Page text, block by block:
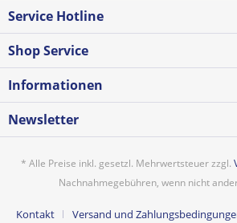
Service Hotline
Shop Service
Informationen
Newsletter
* Alle Preise inkl. gesetzl. Mehrwertsteuer zzgl.
Nachnahmegebühren, wenn nicht
Kontakt Versand und